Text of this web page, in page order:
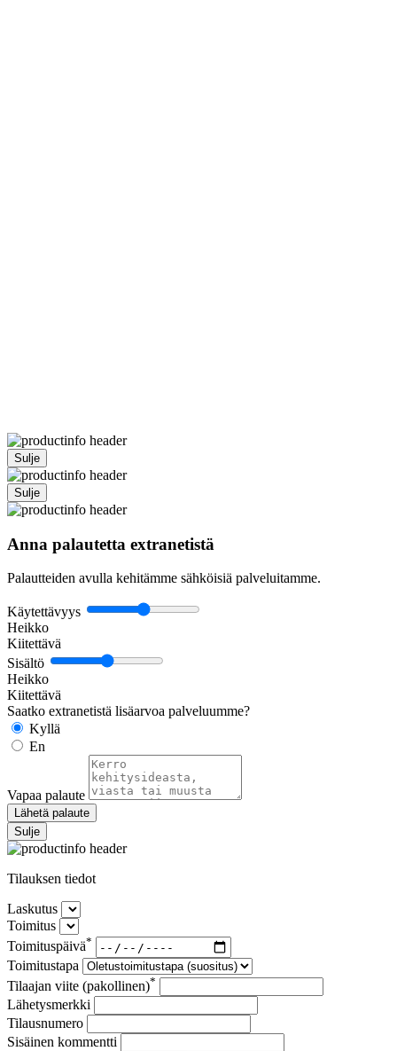
Sulje
Sulje
Anna palautetta extranetistä
Palautteiden avulla kehitämme sähköisiä palveluitamme.
Käytettävyys
Heikko
Kiitettävä
Sisältö
Heikko
Kiitettävä
Saatko extranetistä lisäarvoa palveluumme?
Kyllä
En
Vapaa palaute
Lähetä palaute
Sulje
Tilauksen tiedot
Laskutus
Toimitus
Toimituspäivä*
Toimitustapa
Tilaajan viite (pakollinen)*
Lähetysmerkki
Tilausnumero
Sisäinen kommentti